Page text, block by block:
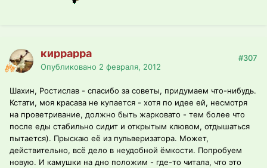
киррарра
Опубликовано 2 февраля, 2012
#307
Шахин, Ростислав - спасибо за советы, придумаем что-нибудь.
Кстати, моя красава не купается - хотя по идее ей, несмотря
на проветривание, должно быть жарковато - тем более что
после еды стабильно сидит и открытым клювом, отдышаться
пытается). Прыскаю её из пульверизатора. Может,
действительно, всё дело в неудобной ёмкости. Попробуем
новую. И камушки на дно положим - где-то читала, что это